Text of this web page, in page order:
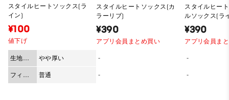
スタイルヒートソックス(ラ
イン)
¥100
値下げ
生地の
厚み
やや厚い
フィッ
ト
普通
スタイルヒートソックス(カ
ラーリブ)
¥390
アプリ会員まとめ買い
-
-
スタイルヒー
ルソックス(ラ
¥390
アプリ会員ま
-
-